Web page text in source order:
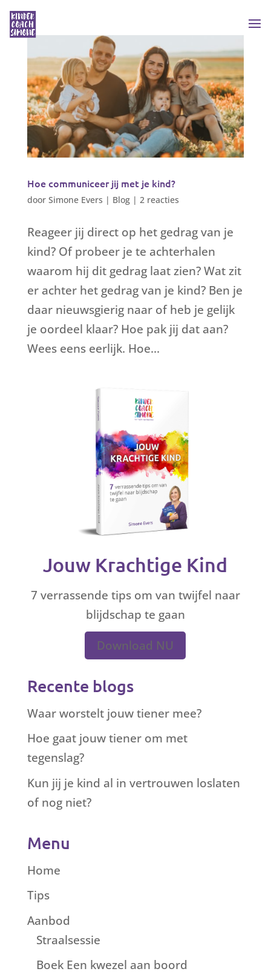
Hoe communiceer jij met je kind?
door Simone Evers | Blog| 2 reacties
Reageer jij direct op het gedrag van je
kind? Of probeer je te achterhalen
waarom hij dit gedrag laat zien? Wat zit
er achter het gedrag van je kind? Ben je
daar nieuwsgierig naar of heb je gelijk
je oordeel klaar? Hoe pak jij dat aan?
Wees eens eerlijk. Hoe...
Jouw Krachtige Kind
7 verrassende tips om van twijfel naar
blijdschap te gaan
Download NU
Recente blogs
Waar worstelt jouw tiener mee?
Hoe gaat jouw tiener om met
tegenslag?
Kun jij je kind al in vertrouwen loslaten
of nog niet?
Menu
Home
Tips
Aanbod
Straalsessie
Boek Een kwezel aan boord